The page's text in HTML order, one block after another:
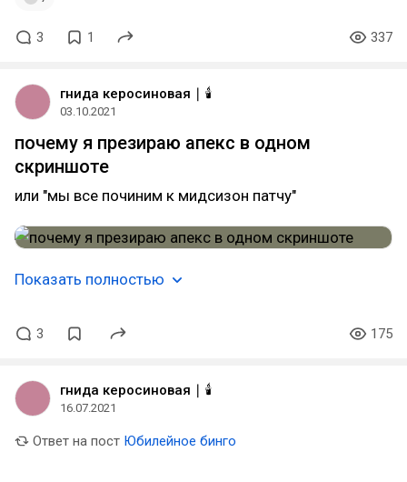
3 1 337
гнида керосиновая ∣ 🕯️
03.10.2021
почему я презираю апекс в одном
скриншоте​
или "мы все починим к мидсизон патчу"
Показать полностью
3 175
гнида керосиновая ∣ 🕯️
16.07.2021
Ответ на пост Юбилейное бинго